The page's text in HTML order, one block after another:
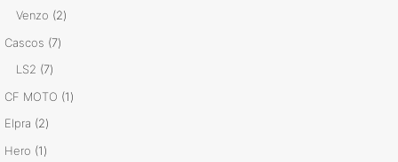
productos
Venzo 22
Cascos 77
LS2 77
productos
CF MOTO 11
Elpra 22
productos
Hero 11